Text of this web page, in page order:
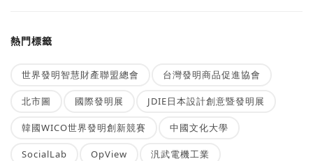
熱門標籤
世界發明智慧財產聯盟總會 台灣發明商品促進協會
北市圖 國際發明展 JDIE日本設計創意暨發明展
韓國WICO世界發明創新競賽 中國文化大學
SocialLab OpView 汎武電機工業